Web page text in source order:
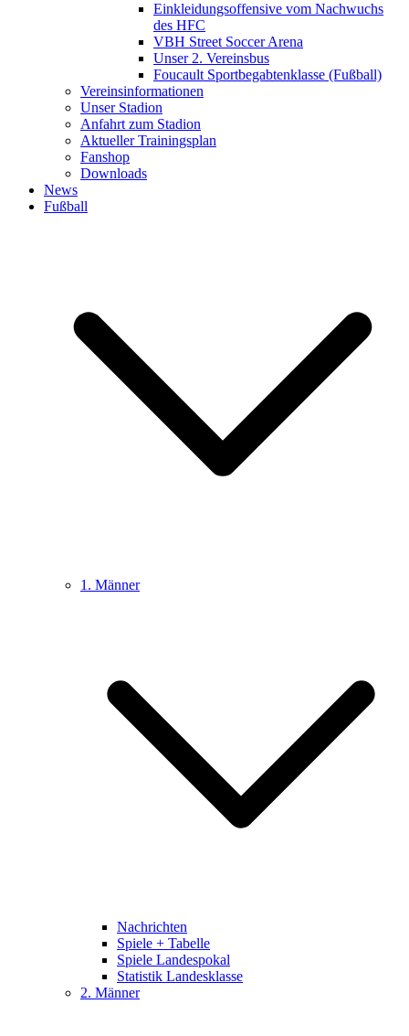
Einkleidungsoffensive vom Nachwuchs
des HFC
VBH Street Soccer Arena
Unser 2. Vereinsbus
Foucault Sportbegabtenklasse (Fußball)
Vereinsinformationen
Unser Stadion
Anfahrt zum Stadion
Aktueller Trainingsplan
Fanshop
Downloads
News
Fußball
1. Männer
Nachrichten
Spiele + Tabelle
Spiele Landespokal
Statistik Landesklasse
2. Männer